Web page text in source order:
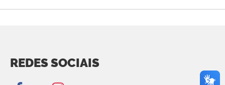
REDES SOCIAIS